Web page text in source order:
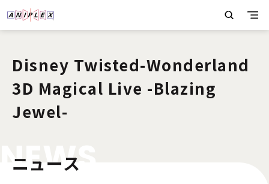
Disney Twisted-Wonderland
3D Magical Live -Blazing
Jewel-
NEWS
ニュース